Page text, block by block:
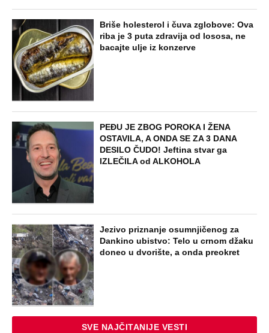
Briše holesterol i čuva zglobove: Ova
riba je 3 puta zdravija od lososa, ne
bacajte ulje iz konzerve
PEĐU JE ZBOG POROKA I ŽENA
OSTAVILA, A ONDA SE ZA 3 DANA
DESILO ČUDO! Jeftina stvar ga
IZLEČILA od ALKOHOLA
Jezivo priznanje osumnjičenog za
Dankino ubistvo: Telo u crnom džaku
doneo u dvorište, a onda preokret
SVE NAJČITANIJE VESTI